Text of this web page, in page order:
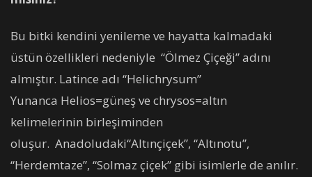
Bu bitki kendini yenileme ve hayatta kalmadaki
üstün özellikleri nedeniyle “Ölmez Çiçeği” adını
almıştır. Latince adı “Helichrysum”
Yunanca Helios=güneş ve chrysos=altın
kelimelerinin birleşiminden
oluşur. Anadoludaki“Altınçiçek”, “Altınotu”,
“Herdemtaze”, “Solmaz çiçek” gibi isimlerle de anılır.